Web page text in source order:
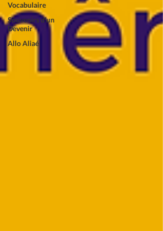
Vocabulaire
Souvenirs d'un
Devenir
Allo Aliaé